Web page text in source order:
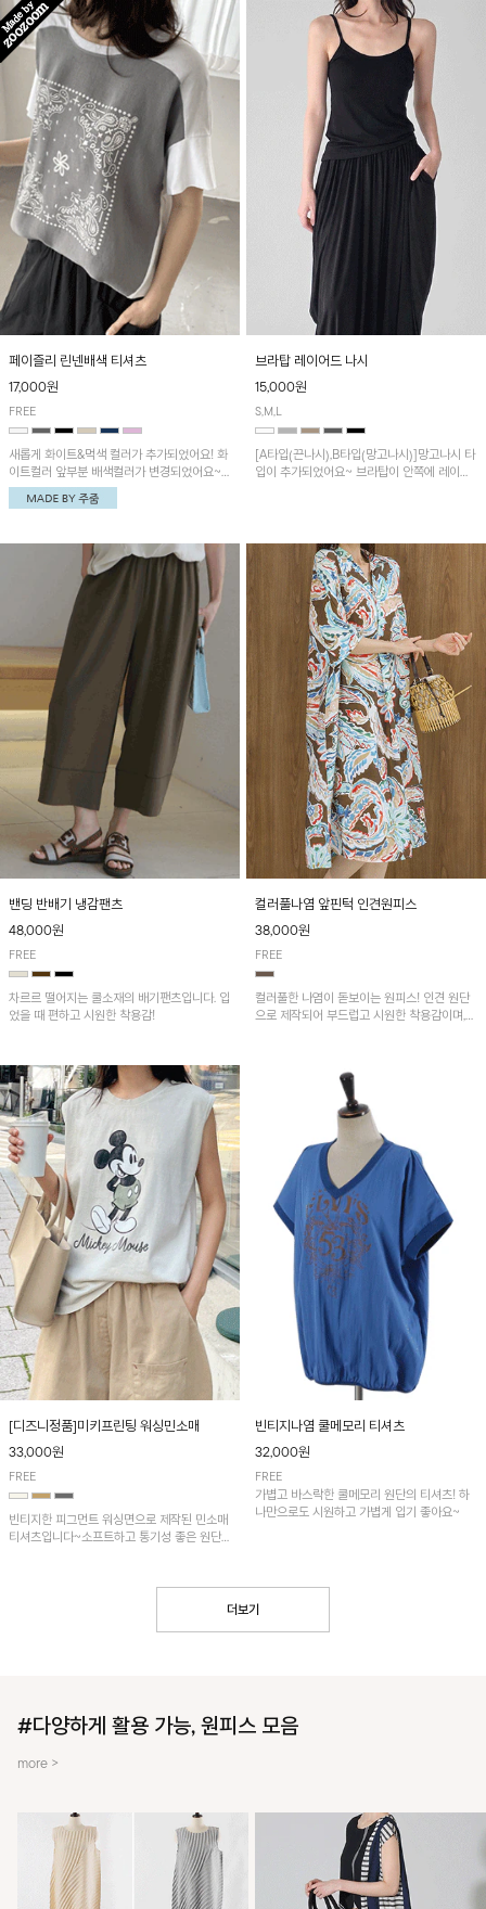
페이즐리 린넨배색 티셔츠
17,000원
FREE
새롭게 화이트&먹색 컬러가 추가되었어요! 화
이트컬러 앞부분 배색컬러가 변경되었어요~
중앙 린넨배색으로 유니크하면서 페이즐리 패
턴으로 감각적인 분위기를 연출이 가능한 티셔
브라탑 레이어드 나시
15,000원
S,M,L
[A타입(끈나시),B타입(망고나시)]망고나시 타
입이 추가되었어요~ 브라탑이 안쪽에 레이어
밴딩 반배기 냉감팬츠
48,000원
FREE
차르르 떨어지는 쿨소재의 배기팬츠입니다. 입
었을 때 편하고 시원한 착용감!
컬러풀나염 앞핀턱 인견원피스
38,000원
FREE
컬러풀한 나염이 돋보이는 원피스! 인견 원단
으로 제작되어 부드럽고 시원한 착용감이며,
[디즈니정품]미키프린팅 워싱민소매
33,000원
FREE
빈티지한 피그먼트 워싱면으로 제작된 민소매
티셔츠입니다~소프트하고 통기성 좋은 원단
빈티지나염 쿨메모리 티셔츠
32,000원
FREE
가볍고 바스락한 쿨메모리 원단의 티셔츠! 하
나만으로도 시원하고 가볍게 입기 좋아요~
더보기
#다양하게 활용 가능, 원피스 모음
more >